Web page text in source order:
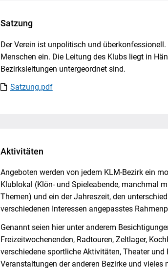
Satzung
Der Verein ist unpolitisch und
Menschen ein. Die Leitung des Klubs liegt in
Bezirksleitungen untergeordnet sind.
Satzung.pdf
Aktivitäten
Angeboten werden von jedem KLM-Bezirk ein
Klublokal (Klön- und Spieleabende, manchmal
Themen) und ein der Jahreszeit, den
verschiedenen Interessen angepasstes
Genannt seien hier unter anderem
Freizeitwochenenden, Radtouren, Zeltlager,
verschiedene sportliche Aktivitäten, Theater und
Veranstaltungen der anderen Bezirke und vieles